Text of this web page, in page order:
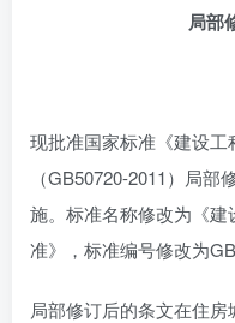
局部
现批准国家标准《建设工
（GB50720-2011）局
施。标准名称修改为《
准》，标准编号修改为
局部修订后的条文在住